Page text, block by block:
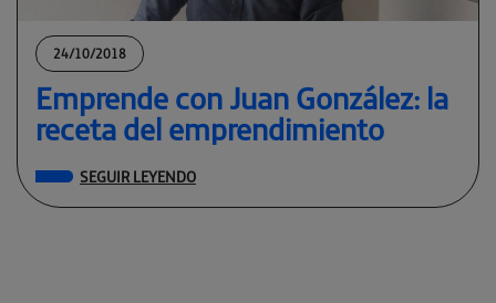
24/10/2018
Emprende con Juan González: la
receta del emprendimiento
SEGUIR LEYENDO